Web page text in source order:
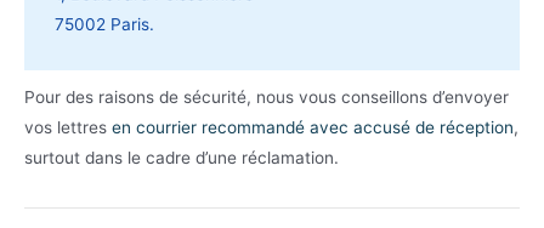
75002 Paris.
Pour des raisons de sécurité, nous vous conseillons d’envoyer
vos lettres en courrier recommandé avec accusé de réception,
surtout dans le cadre d’une réclamation.